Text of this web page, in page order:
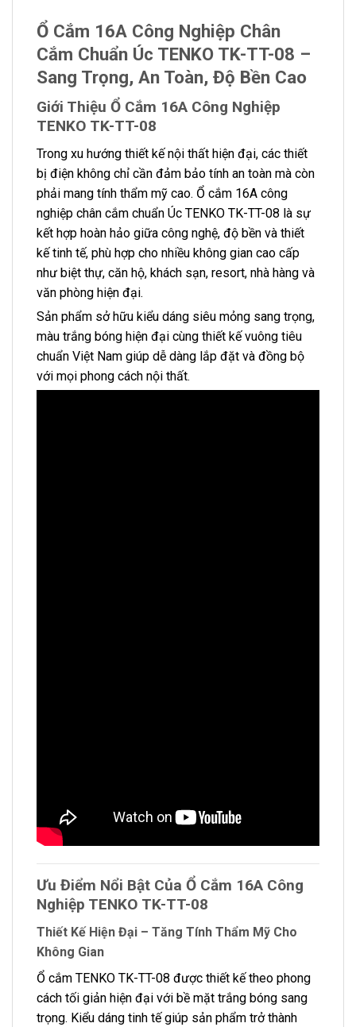
Ổ Cắm 16A Công Nghiệp Chân
Cắm Chuẩn Úc TENKO TK-TT-08 –
Sang Trọng, An Toàn, Độ Bền Cao
Giới Thiệu Ổ Cắm 16A Công Nghiệp
TENKO TK-TT-08
Trong xu hướng thiết kế nội thất hiện đại, các thiết
bị điện không chỉ cần đảm bảo tính an toàn mà còn
phải mang tính thẩm mỹ cao. Ổ cắm 16A công
nghiệp chân cắm chuẩn Úc TENKO TK-TT-08 là sự
kết hợp hoàn hảo giữa công nghệ, độ bền và thiết
kế tinh tế, phù hợp cho nhiều không gian cao cấp
như biệt thự, căn hộ, khách sạn, resort, nhà hàng và
văn phòng hiện đại.
Sản phẩm sở hữu kiểu dáng siêu mỏng sang trọng,
màu trắng bóng hiện đại cùng thiết kế vuông tiêu
chuẩn Việt Nam giúp dễ dàng lắp đặt và đồng bộ
với mọi phong cách nội thất.
Ưu Điểm Nổi Bật Của Ổ Cắm 16A Công
Nghiệp TENKO TK-TT-08
Thiết Kế Hiện Đại – Tăng Tính Thẩm Mỹ Cho
Không Gian
Ổ cắm TENKO TK-TT-08 được thiết kế theo phong
cách tối giản hiện đại với bề mặt trắng bóng sang
trọng. Kiểu dáng tinh tế giúp sản phẩm trở thành